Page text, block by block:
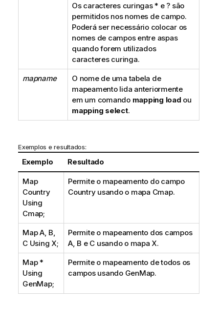
Os caracteres curingas* e ? são
permitidos nos nomes de campo.
Poderá ser necessário colocar os
nomes de campos entre aspas
quando forem utilizados
caracteres curinga.
mapname
O nome de uma tabela de
mapeamento lida anteriormente
em um comando mapping load ou
mapping select.
Exemplos e resultados:
Exemplo Resultado
Map
Country
Using
Cmap;
Permite o mapeamento do campo
Countryusando o mapa Cmap.
Map A, B,
C Using X;
Permite o mapeamento dos campos
A, B e C usando o mapa X.
Map *
Using
GenMap;
Permite o mapeamento de todos os
campos usando GenMap.